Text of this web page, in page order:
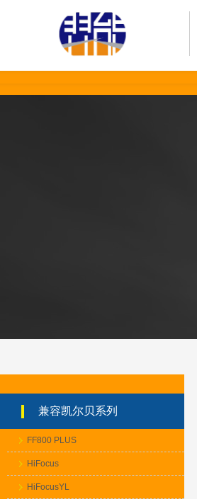
兼容凯尔贝系列
FF800 PLUS
HiFocus
HiFocusYL